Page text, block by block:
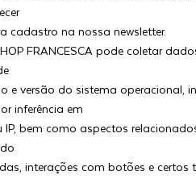
cadastro na nossa newsletter.
FRANCESCA pode coletar
e versão do sistema operacional,
inferência em
IP, bem como aspectos
interações com botões e